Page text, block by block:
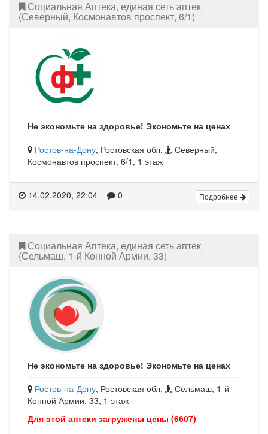
Социальная Аптека, единая сеть аптек
(Северный, Космонавтов проспект, 6/1)
Не экономьте на здоровье! Экономьте на ценах
Ростов-на-Дону, Ростовская обл.
Северный,
Космонавтов проспект, 6/1, 1 этаж
14.02.2020, 22:04 0 Подробнее
Социальная Аптека, единая сеть аптек
(Сельмаш, 1-й Конной Армии, 33)
Не экономьте на здоровье! Экономьте на ценах
Ростов-на-Дону, Ростовская обл.
Сельмаш, 1-й
Конной Армии, 33, 1 этаж
Для этой аптеки загружены цены (6607)